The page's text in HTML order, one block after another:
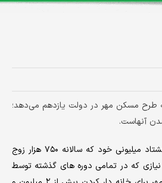
طرح مسکن مهر در دولت یازدهم می‌دهد؛
آنهاست.
به گزارش مشرق، ایران اسلامی سالانه به یک تا یک و نیم میلیون واحد مسکونی برای جمعیت هشتاد میلیونی خود که سالانه ۷۵۰ هزار زوج
نیازی که در تمامی دوره های گذشته توسط